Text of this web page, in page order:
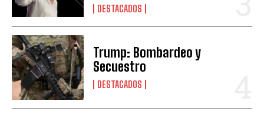
DESTACADOS
Trump: Bombardeo y
Secuestro
DESTACADOS